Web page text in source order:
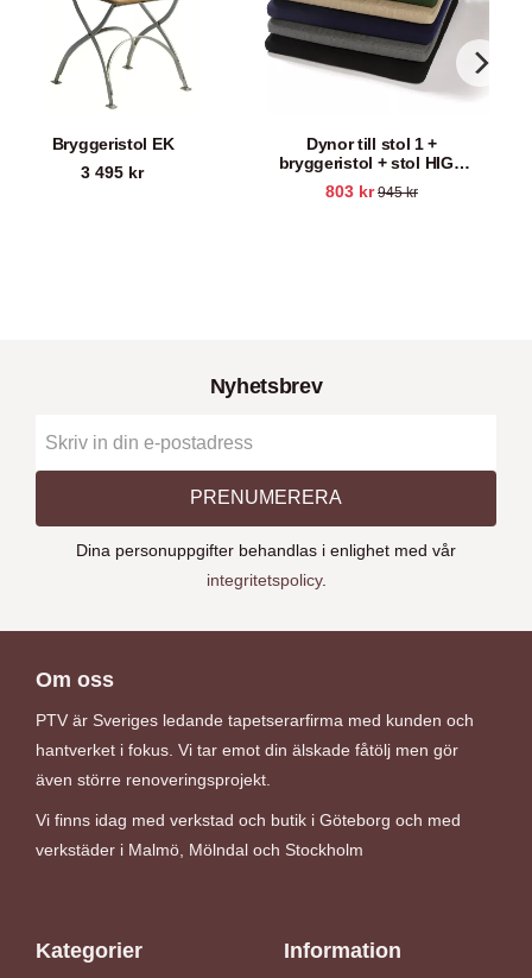
Bryggeristol EK
3 495 kr
Dynor till stol 1 +
bryggeristol + stol HIGH
TECH
803kr 945kr
Nyhetsbrev
PRENUMERERA
Dina personuppgifter behandlas i enlighet med vår
integritetspolicy.
Om oss
PTV är Sveriges ledande tapetserarfirma med kunden och
hantverket i fokus. Vi tar emot din älskade fåtölj men gör
även större renoveringsprojekt.
Vi finns idag med verkstad och butik i Göteborg och med
verkstäder i Malmö, Mölndal och Stockholm
Kategorier Information